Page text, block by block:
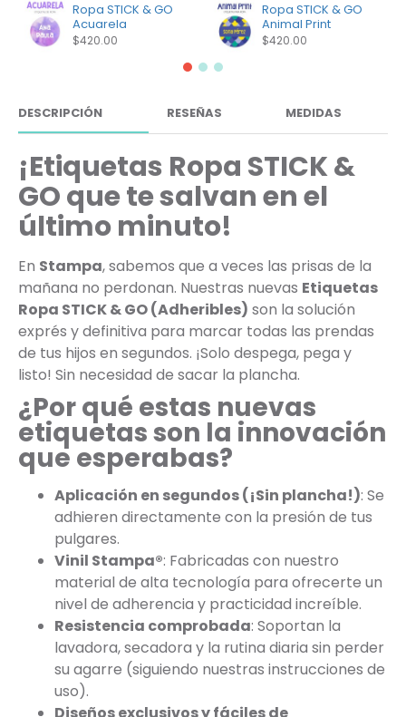
Ropa STICK & GO
Acuarela
$420.00
Ropa STICK & GO
Animal Print
$420.00
DESCRIPCIÓN RESEÑAS MEDIDAS
¡Etiquetas Ropa STICK &
GO que te salvan en el
último minuto!
En Stampa, sabemos que a veces las prisas de la
mañana no perdonan. Nuestras nuevas Etiquetas
Ropa STICK & GO (Adheribles) son la solución
exprés y definitiva para marcar todas las prendas
de tus hijos en segundos. ¡Solo despega, pega y
listo! Sin necesidad de sacar la plancha.
¿Por qué estas nuevas
etiquetas son la innovación
que esperabas?
Aplicación en segundos (¡Sin plancha!): Se
adhieren directamente con la presión de tus
pulgares.
Vinil Stampa®: Fabricadas con nuestro
material de alta tecnología para ofrecerte un
nivel de adherencia y practicidad increíble.
Resistencia comprobada: Soportan la
lavadora, secadora y la rutina diaria sin perder
su agarre (siguiendo nuestras instrucciones de
uso).